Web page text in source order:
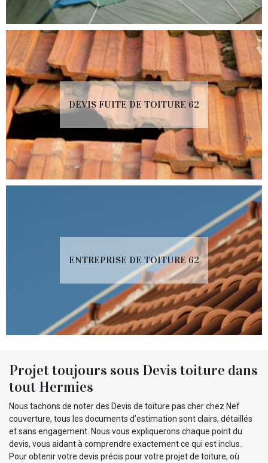
DEVIS FUITE DE TOITURE 62
ENTREPRISE DE TOITURE 62
Projet toujours sous Devis toiture dans
tout Hermies
Nous tachons de noter des Devis de toiture pas cher chez Nef
couverture, tous les documents d’estimation sont clairs, détaillés
et sans engagement. Nous vous expliquerons chaque point du
devis, vous aidant à comprendre exactement ce qui est inclus.
Pour obtenir votre devis précis pour votre projet de toiture, où